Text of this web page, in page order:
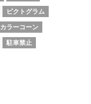
ピクトグラム
カラーコーン
駐車禁止